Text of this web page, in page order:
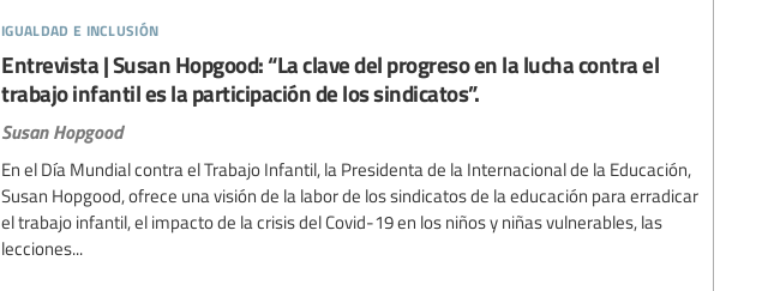
igualdad e inclusión
Entrevista | Susan Hopgood: “La clave del progreso en la lucha contra el
trabajo infantil es la participación de los sindicatos”.
Susan Hopgood
En el Día Mundial contra el Trabajo Infantil, la Presidenta de la Internacional de la Educación,
Susan Hopgood, ofrece una visión de la labor de los sindicatos de la educación para erradicar
el trabajo infantil, el impacto de la crisis del Covid-19 en los niños y niñas vulnerables, las
lecciones...